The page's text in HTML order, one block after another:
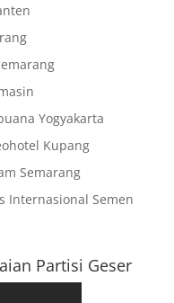
Yogyakarta
Kupang
Semarang
Internasional Semen
Partisi Geser